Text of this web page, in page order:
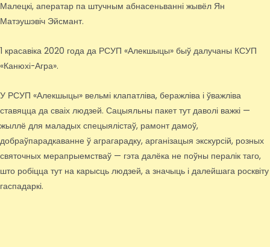
Малецкі, аператар па штучным абнасеньванні жывёл Ян
Матэушэвіч Эйсмант.
1 красавіка 2020 года да РСУП «Алекшыцы» быў далучаны КСУП
«Канюхі-Агра».
У РСУП «Алекшыцы» вельмі клапатліва, беражліва і ўважліва
ставяцца да сваіх людзей. Сацыяльны пакет тут даволі важкі —
жыллё для маладых спецыялістаў, рамонт дамоў,
добраўпарадкаванне ў аграгарадку, арганізацыя экскурсій, розных
святочных мерапрыемстваў — гэта далёка не поўны пералік таго,
што робіцца тут на карысць людзей, а значыць і далейшага росквіту
гаспадаркі.